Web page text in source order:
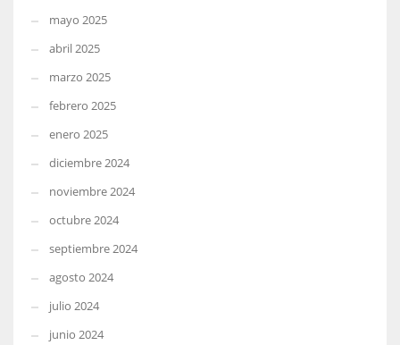
mayo 2025
abril 2025
marzo 2025
febrero 2025
enero 2025
diciembre 2024
noviembre 2024
octubre 2024
septiembre 2024
agosto 2024
julio 2024
junio 2024